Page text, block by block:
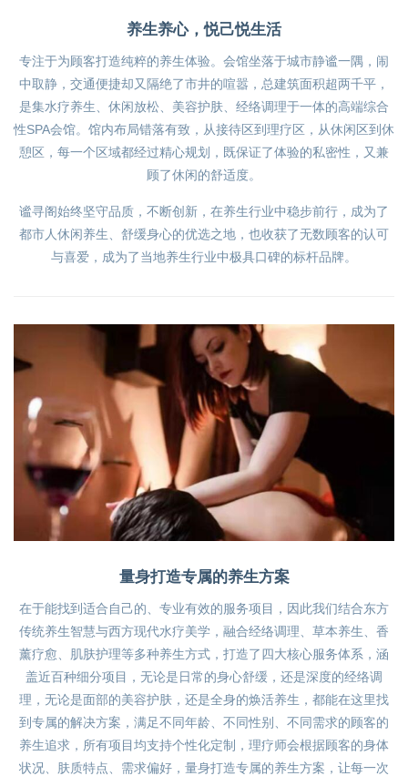
养生养心，悦己悦生活
专注于为顾客打造纯粹的养生体验。会馆坐落于城市静谧一隅，闹
中取静，交通便捷却又隔绝了市井的喧嚣，总建筑面积超两千平，
是集水疗养生、休闲放松、美容护肤、经络调理于一体的高端综合
性SPA会馆。馆内布局错落有致，从接待区到理疗区，从休闲区到休
憩区，每一个区域都经过精心规划，既保证了体验的私密性，又兼
顾了休闲的舒适度。
谧寻阁始终坚守品质，不断创新，在养生行业中稳步前行，成为了
都市人休闲养生、舒缓身心的优选之地，也收获了无数顾客的认可
与喜爱，成为了当地养生行业中极具口碑的标杆品牌。
量身打造专属的养生方案
在于能找到适合自己的、专业有效的服务项目，因此我们结合东方
传统养生智慧与西方现代水疗美学，融合经络调理、草本养生、香
薰疗愈、肌肤护理等多种养生方式，打造了四大核心服务体系，涵
盖近百种细分项目，无论是日常的身心舒缓，还是深度的经络调
理，无论是面部的美容护肤，还是全身的焕活养生，都能在这里找
到专属的解决方案，满足不同年龄、不同性别、不同需求的顾客的
养生追求，所有项目均支持个性化定制，理疗师会根据顾客的身体
状况、肤质特点、需求偏好，量身打造专属的养生方案，让每一次